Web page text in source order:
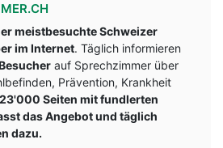
meistbesuchte Schweizer
im Internet. Täglich informieren
auf Sprechzimmer über
Prävention, Krankheit
Seiten mit fundlerten
das Angebot und täglich
dazu.